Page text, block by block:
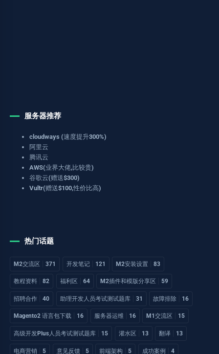
服务器推荐
cloudways (速度提升300%)
阿里云
腾讯云
AWS(业界大佬,比较贵)
谷歌云(赠送$300)
Vultr(赠送$100,性价比高)
热门话题
M2交流区 371 开发笔记 121 M2安装设置 83
教程资料 82 福利区 64 M2插件和模版分享区 59
招聘合作 40 助理开发人员考试测试题库 31 故障排除 16
Magento2 语言包下载 16 服务器运维 16 M1交流区 15
高级开发Plus人员考试测试题库 15 灌水区 13 翻译 13
电商营销 5 意见反馈 5 前端架构 5 成功案例 4